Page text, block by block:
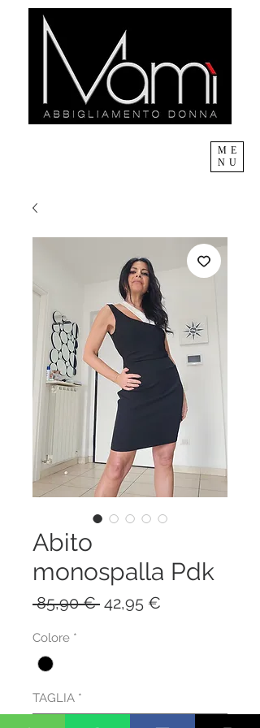
ME
NU
Abito
monospalla Pdk
85,90 € Prezzo
42,95 €
Colore *
TAGLIA *